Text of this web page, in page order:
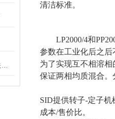
清洁标准。
LP2000/4和
参数在工业化后之
为了实现互不相溶
保证两相均质混合
SID提供转子-定子
成本/售价比。